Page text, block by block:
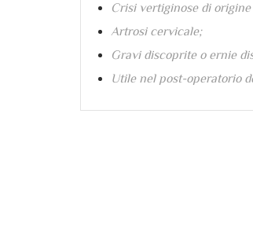
Crisi vertiginose di
Artrosi cervicale;
Gravi discoprite o ernie
Utile nel post-operatorio